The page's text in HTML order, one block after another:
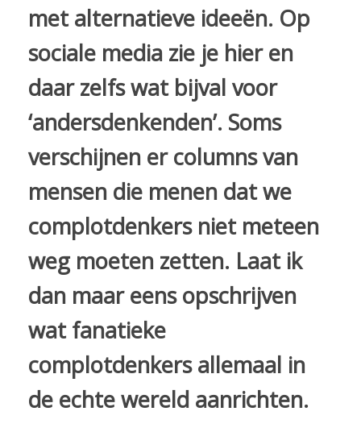
met alternatieve ideeën. Op
sociale media zie je hier en
daar zelfs wat bijval voor
‘andersdenkenden’. Soms
verschijnen er columns van
mensen die menen dat we
complotdenkers niet meteen
weg moeten zetten. Laat ik
dan maar eens opschrijven
wat fanatieke
complotdenkers allemaal in
de echte wereld aanrichten.